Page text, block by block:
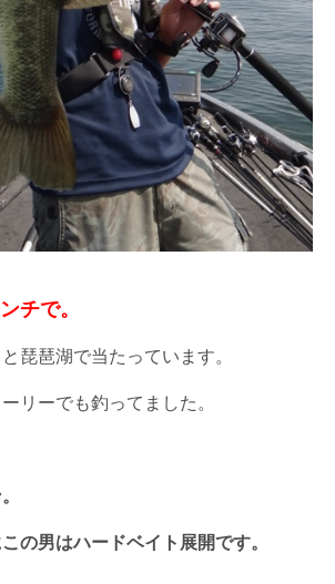
チで。
琵琶湖で当たっています。
リーでも釣ってました。
の男はハードベイト展開です。